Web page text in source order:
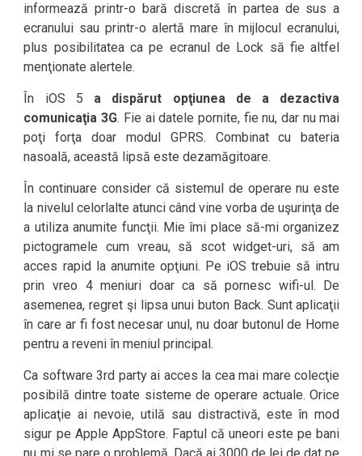
informează printr-o bară discretă în partea de sus a
ecranului sau printr-o alertă mare în mijlocul ecranului,
plus posibilitatea ca pe ecranul de Lock să fie altfel
menţionate alertele.
În iOS 5 a dispărut opţiunea de a dezactiva
comunicaţia 3G. Fie ai datele pornite, fie nu, dar nu mai
poţi forţa doar modul GPRS. Combinat cu bateria
nasoală, această lipsă este dezamăgitoare.
În continuare consider că sistemul de operare nu este
la nivelul celorlalte atunci când vine vorba de uşurinţa de
a utiliza anumite funcţii. Mie îmi place să-mi organizez
pictogramele cum vreau, să scot widget-uri, să am
acces rapid la anumite opţiuni. Pe iOS trebuie să intru
prin vreo 4 meniuri doar ca să pornesc wifi-ul. De
asemenea, regret şi lipsa unui buton Back. Sunt aplicaţii
în care ar fi fost necesar unul, nu doar butonul de Home
pentru a reveni în meniul principal.
Ca software 3rd party ai acces la cea mai mare colecţie
posibilă dintre toate sisteme de operare actuale. Orice
aplicaţie ai nevoie, utilă sau distractivă, este în mod
sigur pe Apple AppStore. Faptul că uneori este pe bani